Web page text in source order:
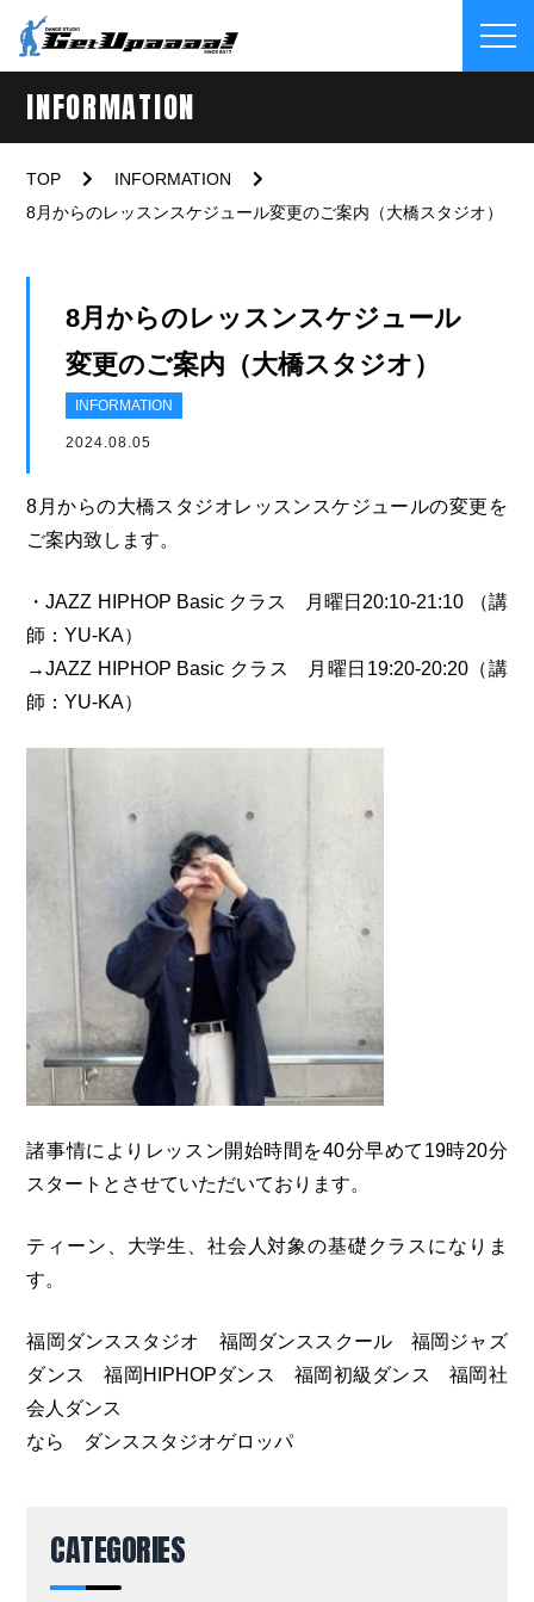
INFORMATION
TOP
INFORMATION
8月からのレッスンスケジュール変更のご案内（大橋スタジオ）
8月からのレッスンスケジュール
変更のご案内（大橋スタジオ）
INFORMATION
2024.08.05
8月からの大橋スタジオレッスンスケジュールの変更を
ご案内致します。
・JAZZ HIPHOP Basic クラス 月曜日20:10-21:10 （講
師：YU-KA）
→JAZZ HIPHOP Basic クラス 月曜日19:20-20:20（講
師：YU-KA）
諸事情によりレッスン開始時間を40分早めて19時20分
スタートとさせていただいております。
ティーン、大学生、社会人対象の基礎クラスになりま
す。
福岡ダンススタジオ 福岡ダンススクール 福岡ジャズ
ダンス 福岡HIPHOPダンス 福岡初級ダンス 福岡社
会人ダンス
なら ダンススタジオゲロッパ
CATEGORIES